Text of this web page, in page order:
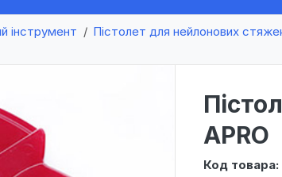
інструмент Пістолет для нейлонових
APRO
Код